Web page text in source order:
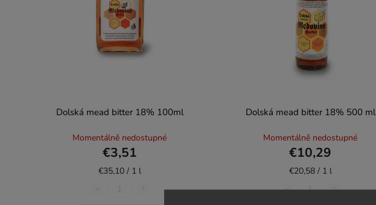
Dolská mead bitter 18% 100ml
Momentálně nedostupné
€3,51
€35,10 / 1 l
Dolská mead bitter 18% 500 ml
Momentálně nedostupné
€10,29
€20,58 / 1 l